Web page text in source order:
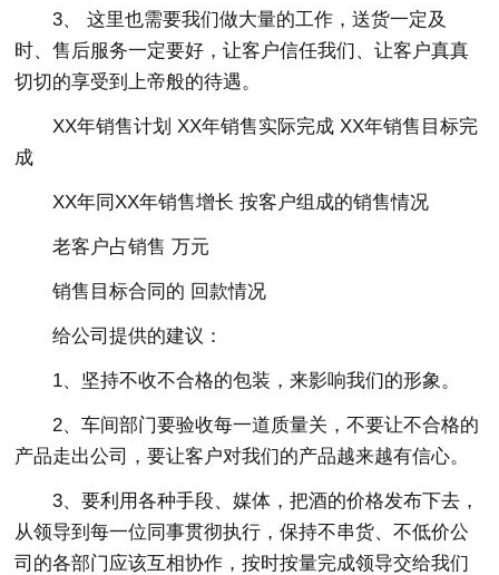
3、 这里也需要我们做大量的工作，送货一定及
时、售后服务一定要好，让客户信任我们、让客户真真
切切的享受到上帝般的待遇。
XX年销售计划 XX年销售实际完成 XX年销售目标完
成
XX年同XX年销售增长 按客户组成的销售情况
老客户占销售 万元
销售目标合同的 回款情况
给公司提供的建议：
1、坚持不收不合格的包装，来影响我们的形象。
2、车间部门要验收每一道质量关，不要让不合格的
产品走出公司，要让客户对我们的产品越来越有信心。
3、要利用各种手段、媒体，把酒的价格发布下去，
从领导到每一位同事贯彻执行，保持不串货、不低价公
司的各部门应该互相协作，按时按量完成领导交给我们